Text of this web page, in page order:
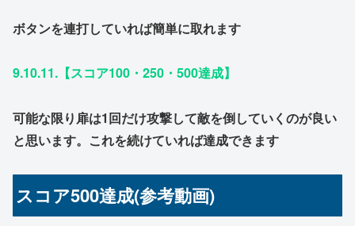
ボタンを連打していれば簡単に取れます
9.10.11.【スコア100・250・500達成】
可能な限り扉は1回だけ攻撃して敵を倒していくのが良い
と思います。これを続けていれば達成できます
スコア500達成(参考動画)